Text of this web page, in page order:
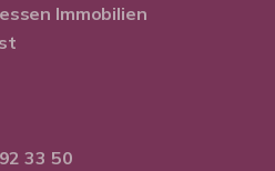
Immobilien
33 50